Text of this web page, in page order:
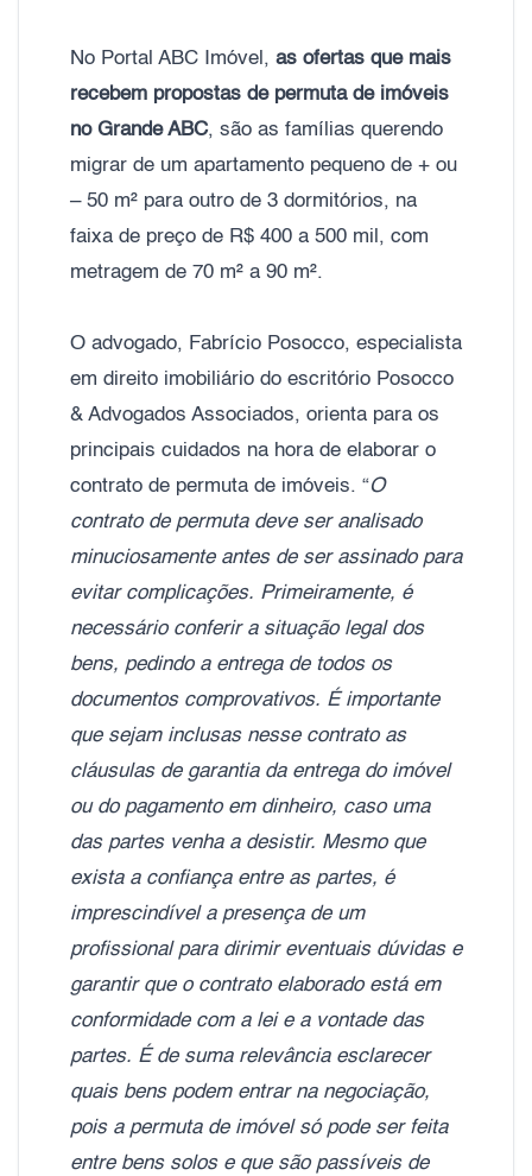
No Portal ABC Imóvel, as ofertas que mais
recebem propostas de permuta de imóveis
no Grande ABC, são as famílias querendo
migrar de um apartamento pequeno de + ou
– 50 m² para outro de 3 dormitórios, na
faixa de preço de R$ 400 a 500 mil, com
metragem de 70 m² a 90 m².
O advogado, Fabrício Posocco, especialista
em direito imobiliário do escritório Posocco
& Advogados Associados, orienta para os
principais cuidados na hora de elaborar o
contrato de permuta de imóveis. “O
contrato de permuta deve ser analisado
minuciosamente antes de ser assinado para
evitar complicações. Primeiramente, é
necessário conferir a situação legal dos
bens, pedindo a entrega de todos os
documentos comprovativos. É importante
que sejam inclusas nesse contrato as
cláusulas de garantia da entrega do imóvel
ou do pagamento em dinheiro, caso uma
das partes venha a desistir. Mesmo que
exista a confiança entre as partes, é
imprescindível a presença de um
profissional para dirimir eventuais dúvidas e
garantir que o contrato elaborado está em
conformidade com a lei e a vontade das
partes. É de suma relevância esclarecer
quais bens podem entrar na negociação,
pois a permuta de imóvel só pode ser feita
entre bens solos e que são passíveis de